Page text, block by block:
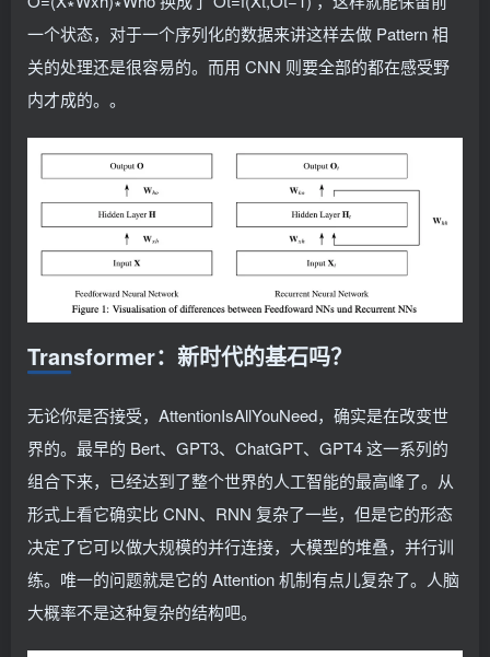
一个状态，对于一个序列化的数据来讲这样去做 Pattern 相
关的处理还是很容易的。而用 CNN 则要全部的都在感受野
内才成的。。
Transformer：新时代的基石吗？
无论你是否接受，AttentionIsAllYouNeed，确实是在改变世
界的。最早的 Bert、GPT3、ChatGPT、GPT4 这一系列的
组合下来，已经达到了整个世界的人工智能的最高峰了。从
形式上看它确实比 CNN、RNN 复杂了一些，但是它的形态
决定了它可以做大规模的并行连接，大模型的堆叠，并行训
练。唯一的问题就是它的 Attention 机制有点儿复杂了。人脑
大概率不是这种复杂的结构吧。